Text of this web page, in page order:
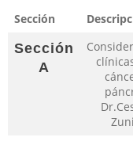
Sección
Sección
A